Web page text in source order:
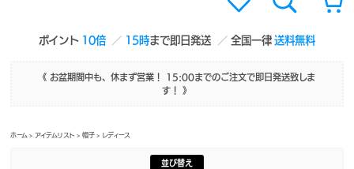
ポイント 10倍 15時まで即日発送 全国一律送料無料
《 お盆期間中も、休まず営業！ 15:00までのご注文で即日発送致しま
す！ 》
ホーム >アイテムリスト >帽子> レディース
並び替え